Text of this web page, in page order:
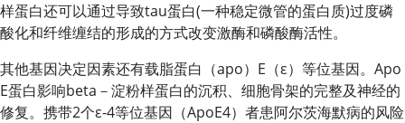
样蛋白还可以通过导致tau蛋白(一种稳定微管的蛋白质)过度磷
酸化和纤维缠结的形成的方式改变激酶和磷酸酶活性。
其他基因决定因素还有载脂蛋白（apo）E（ε）等位基因。Apo
E蛋白影响beta－淀粉样蛋白的沉积、细胞骨架的完整及神经的
修复。携带2个ε-4等位基因（ApoE4）者患阿尔茨海默病的风险